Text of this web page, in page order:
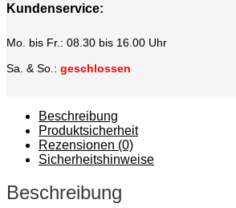
Kundenservice:
Mo. bis Fr.: 08.30 bis 16.00 Uhr
Sa. & So.: geschlossen
Beschreibung
Produktsicherheit
Rezensionen (0)
Sicherheitshinweise
Beschreibung